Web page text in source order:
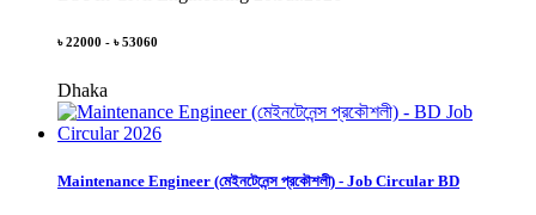
৳ 22000 - ৳ 53060
Dhaka
Maintenance Engineer (মেইনটেনেন্স প্রকৌশলী) - Job Circular BD